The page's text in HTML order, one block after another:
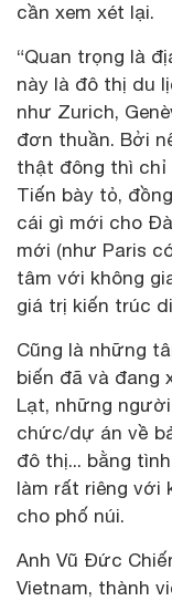
cần xem xét lại.
“Quan trọng là
này là đô thị du
như Zurich,
đơn thuần. Bởi
thật đông thì chỉ
Tiến bày tỏ,
cái gì mới cho
mới (như Paris
tâm với không
giá trị kiến trúc
Cũng là những
biến đã và đang
Lạt, những
chức/dự án về
đô thị... bằng
làm rất riêng với
cho phố núi.
Anh Vũ Đức
Vietnam, thành